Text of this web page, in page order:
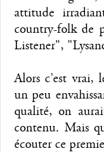
attitude
country-folk de
Listener",
Alors c’est vrai,
un peu
qualité, on
contenu. Mais
écouter ce